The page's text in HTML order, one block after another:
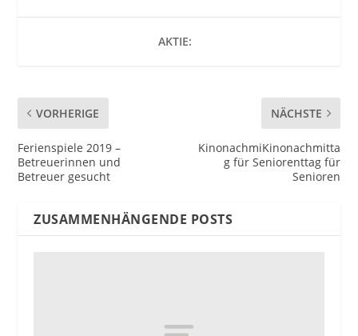
AKTIE:
VORHERIGE
Ferienspiele 2019 –
Betreuerinnen und
Betreuer gesucht
NÄCHSTE
KinonachmiKinonachmitta
g für Seniorenttag für
Senioren
ZUSAMMENHÄNGENDE POSTS